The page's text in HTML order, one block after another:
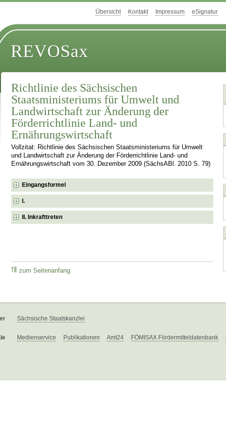
Übersicht Kontakt Impressum eSignatur
REVOSax
Richtlinie des Sächsischen
Staatsministeriums für Umwelt und
Landwirtschaft zur Änderung der
Förderrichtlinie Land- und
Ernährungswirtschaft
Vollzitat: Richtlinie des Sächsischen Staatsministeriums für Umwelt
und Landwirtschaft zur Änderung der Förderrichtlinie Land- und
Ernährungswirtschaft vom 30. Dezember 2009 (SächsABl. 2010 S. 79)
Eingangsformel
I.
II. Inkrafttreten
zum Seitenanfang
Sächsische Staatskanzlei
Medienservice Publikationen Amt24 FÖMISAX Fördermitteldatenbank